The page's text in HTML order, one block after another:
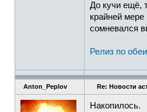
До кучи ещё,
крайней
сомневался
Релиз по
Anton_Peplov Re: Новости
Накопилось.